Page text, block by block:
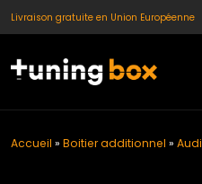
Livraison gratuite en Union Européenne
Accueil » Boitier additionnel » Audi